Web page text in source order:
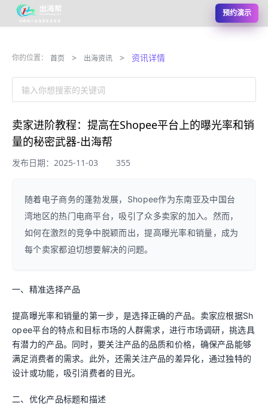
预约演示
你的位置： 首页 > 出海资讯 > 资讯详情
输入你想搜索的关键词
卖家进阶教程：提高在Shopee平台上的曝光率和销
量的秘密武器-出海帮
发布日期：2025-11-03 355
随着电子商务的蓬勃发展，Shopee作为东南亚及中国台
湾地区的热门电商平台，吸引了众多卖家的加入。然而，
如何在激烈的竞争中脱颖而出，提高曝光率和销量，成为
每个卖家都迫切想要解决的问题。
一、精准选择产品
提高曝光率和销量的第一步，是选择正确的产品。卖家应根据Sh
opee平台的特点和目标市场的人群需求，进行市场调研，挑选具
有潜力的产品。同时，要关注产品的品质和价格，确保产品能够
满足消费者的需求。此外，还需关注产品的差异化，通过独特的
设计或功能，吸引消费者的目光。
二、优化产品标题和描述